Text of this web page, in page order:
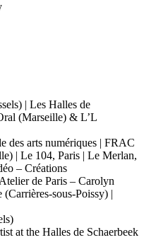
| Les Halles de
(Marseille) & L’L
des arts numériques | FRAC
| Le 104, Paris | Le Merlan,
– Créations
de Paris – Carolyn
sous-Poissy) |
at the Halles de Schaerbeek